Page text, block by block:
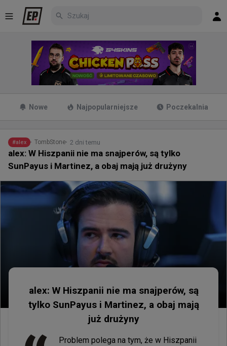
Nowe Najpopularniejsze Poczekalnia
#alex TombStone 2 dni temu
alex: W Hiszpanii nie ma snajperów, są tylko
SunPayus i Martinez, a obaj mają już drużyny
alex: W Hiszpanii nie ma snajperów, są
tylko SunPayus i Martinez, a obaj mają
już drużyny
Problem polega na tym, że w Hiszpanii